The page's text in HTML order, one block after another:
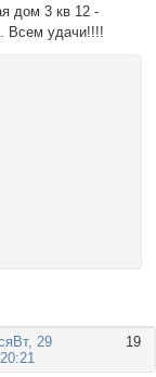
дом 3 кв 12 -
Всем удачи!!!!
19
Вт, 29